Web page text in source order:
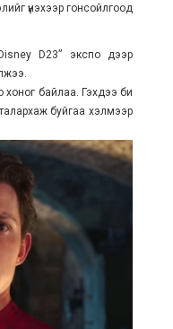
үнэхээр гонсойлгоод
D23” экспо дээр
хоног байлаа. Гэхдээ би
буйгаа хэлмээр